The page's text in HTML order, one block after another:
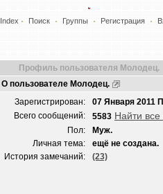
Index Поиск Группы Регистрация
Профиль пользователя Молодец.
О пользователе Молодец.
Зарегистрирован:
07 Января 2011
Всего сообщений:
5583 Найти
Пол:
Муж.
Личная тема:
ещё не создана.
История замечаний:
(23)